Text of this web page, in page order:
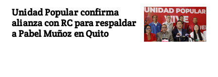
Unidad Popular confirma
alianza con RC para respaldar
a Pabel Muñoz en Quito